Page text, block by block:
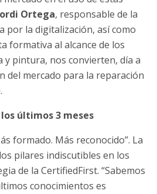
Ortega, responsable de la
por la digitalización, así como
formativa al alcance de los
y pintura, nos convierten, día a
del mercado para la reparación
los últimos 3 meses
formado. Más reconocido”. La
pilares indiscutibles en los
de la CertifiedFirst. “Sabemos
conocimientos es